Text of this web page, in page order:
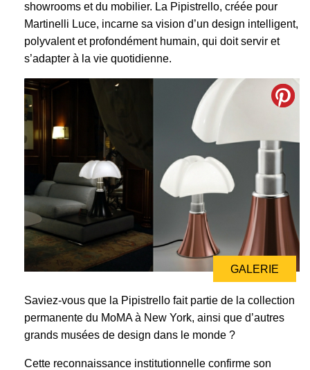
showrooms et du mobilier. La Pipistrello, créée pour
Martinelli Luce, incarne sa vision d’un design intelligent,
polyvalent et profondément humain, qui doit servir et
s’adapter à la vie quotidienne.
GALERIE
Saviez-vous que la Pipistrello fait partie de la collection
permanente du MoMA à New York, ainsi que d’autres
grands musées de design dans le monde ?
Cette reconnaissance institutionnelle confirme son